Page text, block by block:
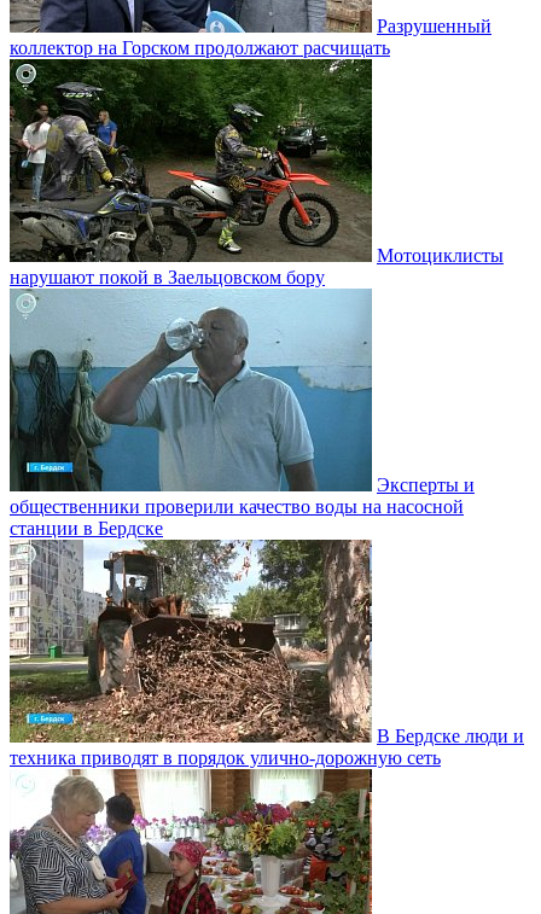
Разрушенный
коллектор на Горском продолжают расчищать
Мотоциклисты
нарушают покой в Заельцовском бору
Эксперты и
общественники проверили качество воды на насосной
станции в Бердске
В Бердске люди и
техника приводят в порядок улично‑дорожную сеть